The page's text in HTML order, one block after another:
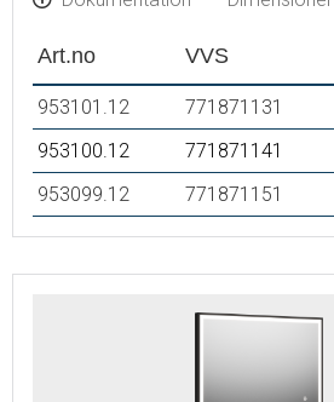
Art.no VVS
953101.12 771871131
953100.12
771871141
953099.12
771871151